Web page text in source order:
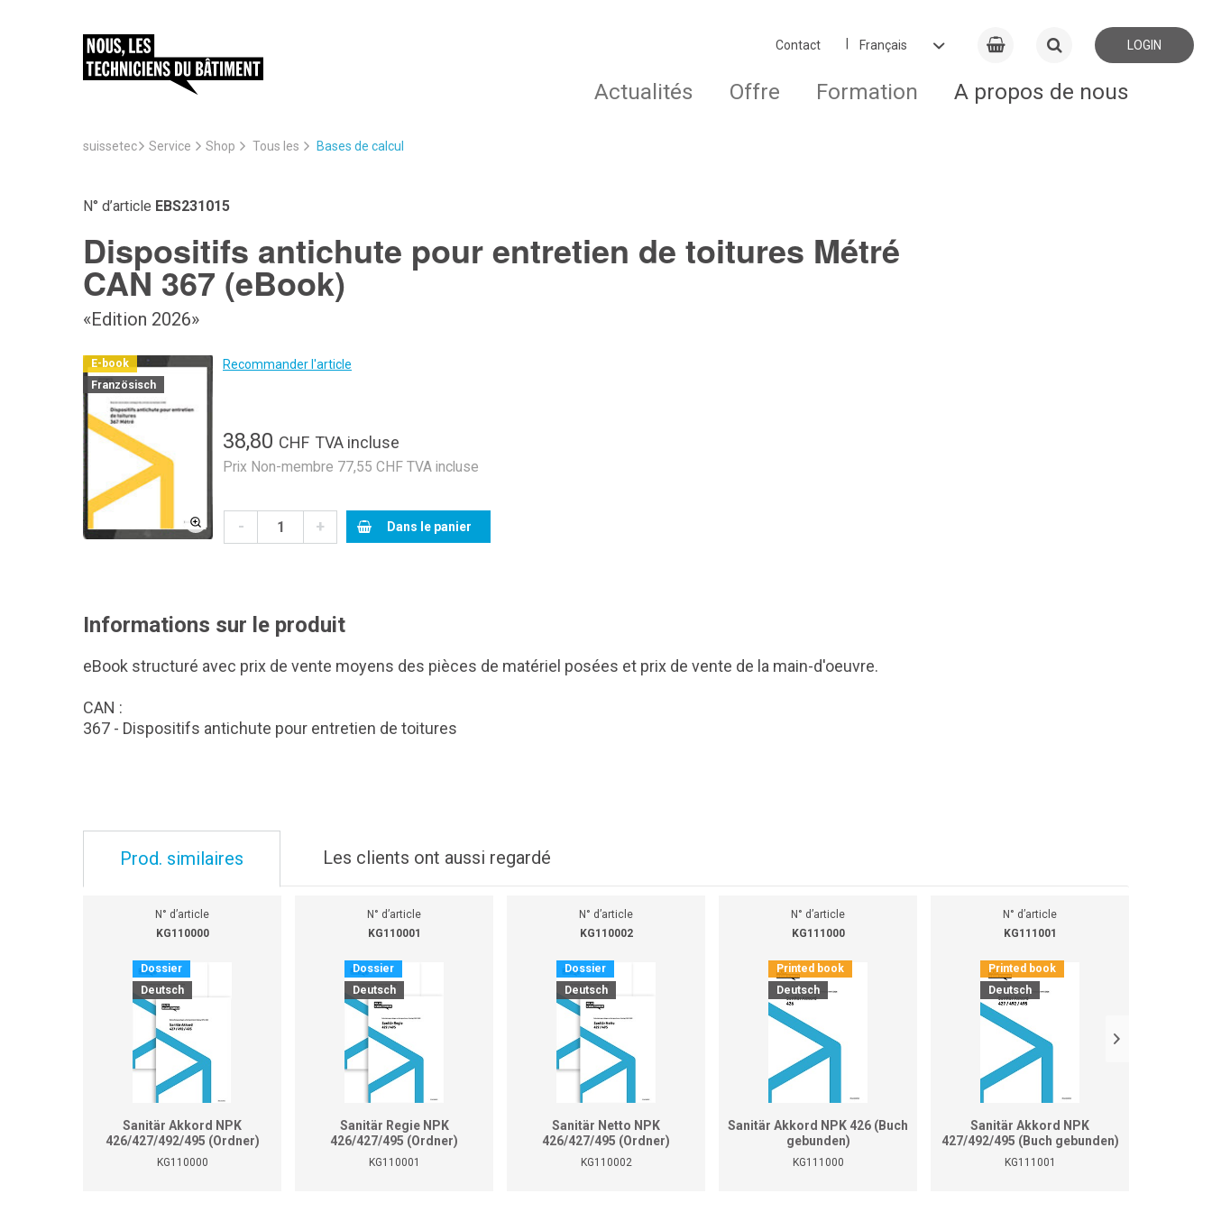
Contact LOGIN
Actualités Offre Formation A propos de nous
suissetec Service Shop Tous les Bases de calcul
N° d’article EBS231015
Dispositifs antichute pour entretien de toitures Métré
CAN 367 (eBook)
«Edition 2026»
E-book
Französisch
Recommander l'article
38,80 CHF TVA incluse
Prix Non-membre 77,55 CHF TVA incluse
- + Dans le panier
Informations sur le produit
eBook structuré avec prix de vente moyens des pièces de matériel posées et prix de vente de la main-d'oeuvre.
CAN :
367 - Dispositifs antichute pour entretien de toitures
Prod. similaires Les clients ont aussi regardé
N° d’article
KG110000
Dossier
Deutsch
Sanitär Akkord NPK
426/427/492/495 (Ordner)
KG110000
N° d’article
KG110001
Dossier
Deutsch
Sanitär Regie NPK
426/427/495 (Ordner)
KG110001
N° d’article
KG110002
Dossier
Deutsch
Sanitär Netto NPK
426/427/495 (Ordner)
KG110002
N° d’article
KG111000
Printed book
Deutsch
Sanitär Akkord NPK 426 (Buch
gebunden)
KG111000
N° d’article
KG111001
Printed book
Deutsch
Sanitär Akkord NPK
427/492/495 (Buch gebunden)
KG111001